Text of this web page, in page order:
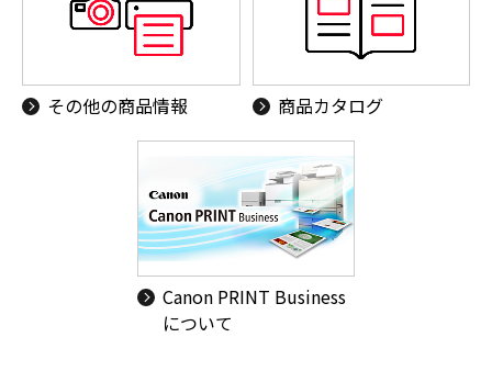
その他の商品情報 商品カタログ
Canon PRINT Business
について